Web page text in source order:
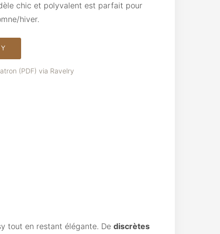
chic et polyvalent est parfait pour
hiver.
(PDF) via Ravelry
tout en restant élégante. De discrètes